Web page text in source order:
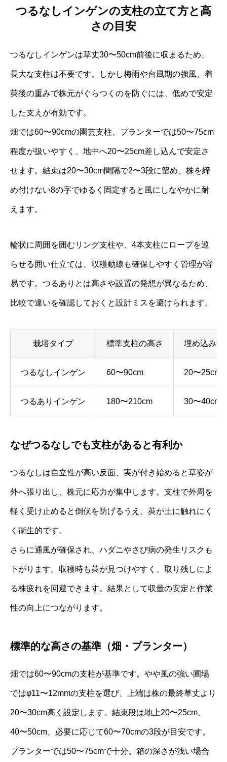
つるなしインゲンの支柱の立て方と高
さの目安
つるなしインゲンは草丈30〜50cm前後に収まるため、
長大な支柱は不要です。しかし梅雨や台風期の強風、着
莢後の重みで株元がぐらつくのを防ぐには、低めで安定
した支えが有効です。
畑では60〜90cmの園芸支柱、プランターでは50〜75cm
程度が扱いやすく、地中へ20〜25cm差し込んで安定さ
せます。結束は20〜30cm間隔で2〜3段に留め、株を締
め付けない8の字でゆるく固定すると風にしなやかに耐
えます。
輪状に周囲を囲むリング支柱や、4本支柱にロープを巡
らせる囲い仕立ては、収穫動線も確保しやすく管理が容
易です。つるありとは高さや設置の発想が異なるため、
比較で違いを確認しておくと設計ミスを避けられます。
栽培タイプ 標準支柱の高さ 埋め込み深
つるなしインゲン 60〜90cm 20〜25cm
つるありインゲン 180〜210cm 30〜40cm
なぜつるなしでも支柱があると有利か
つるなしは自立性が高い反面、実が付き始めると草姿が
外へ張り出し、株元に応力が集中します。支柱で外周を
軽く受け止めると倒伏を防げるうえ、莢が土に触れにく
く衛生的です。
さらに通風が確保され、ハダニやさび病の発生リスクも
下がります。収穫時も莢が見つけやすく、取り残しによ
る株疲れを回避できます。結果として収量の安定と作業
性の向上につながります。
標準的な高さの基準（畑・プランター）
畑では60〜90cmの支柱が基準です。やや風の強い圃場
ではφ11〜12mmの支柱を選び、上端は株の最終草丈より
20〜30cm高く設定します。結束段は地上20〜25cm、
40〜50cm、必要に応じて60〜70cmの3段が目安です。
プランターでは50〜75cmで十分。箱の深さが浅い場合